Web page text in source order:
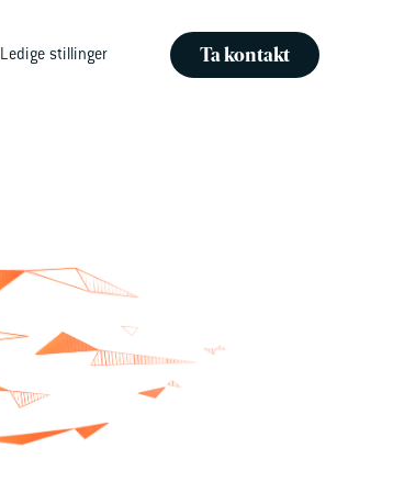
Ledige stillinger Ta kontakt